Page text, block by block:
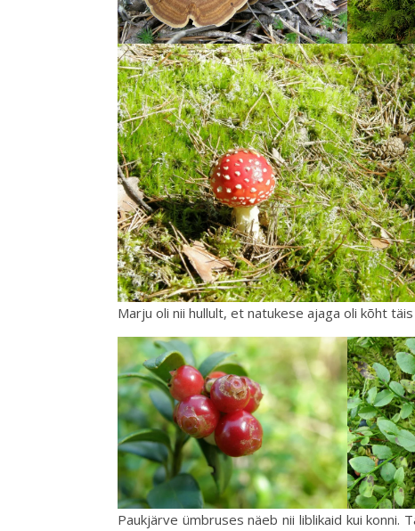
Marju oli nii hullult, et natukese ajaga oli kõht
Paukjärve ümbruses näeb nii liblikaid kui konni.